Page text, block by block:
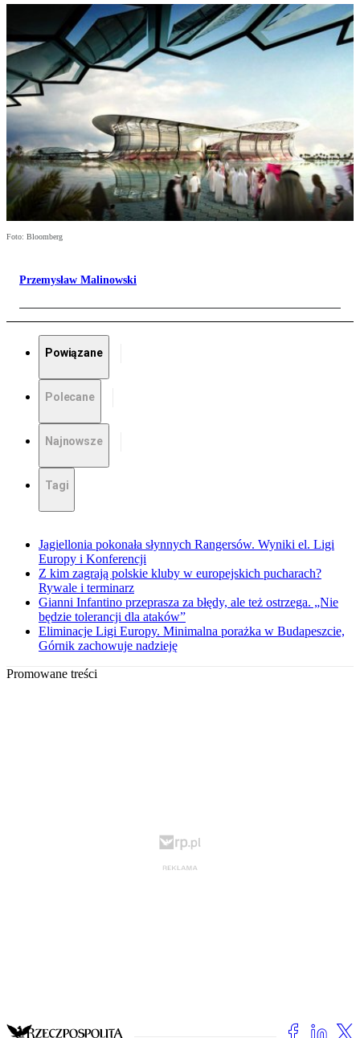
Foto: Bloomberg
Przemysław Malinowski
Powiązane
Polecane
Najnowsze
Tagi
Jagiellonia pokonała słynnych Rangersów. Wyniki el. Ligi
Europy i Konferencji
Z kim zagrają polskie kluby w europejskich pucharach?
Rywale i terminarz
Gianni Infantino przeprasza za błędy, ale też ostrzega. „Nie
będzie tolerancji dla ataków”
Eliminacje Ligi Europy. Minimalna porażka w Budapeszcie,
Górnik zachowuje nadzieję
Promowane treści